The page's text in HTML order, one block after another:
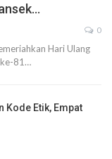
0
Hari Ulang
ke-81…
Kode Etik, Empat